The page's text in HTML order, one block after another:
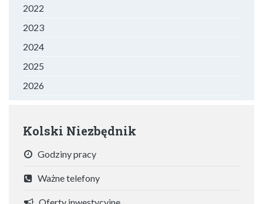
2022
2023
2024
2025
2026
Kolski Niezbędnik
Godziny pracy
Ważne telefony